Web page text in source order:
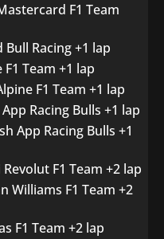
F1 Team
Bull Racing +1 lap
Team +1 lap
F1 Team +1 lap
Racing Bulls +1 lap
App Racing Bulls +1
F1 Team +2 lap
Williams F1 Team +2
F1 Team +2 lap